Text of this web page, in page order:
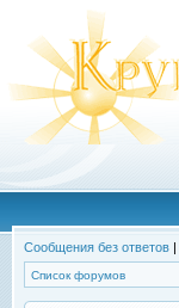
Сообщения без ответов |
Список форумов